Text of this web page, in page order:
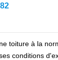
toiture à la
conditions